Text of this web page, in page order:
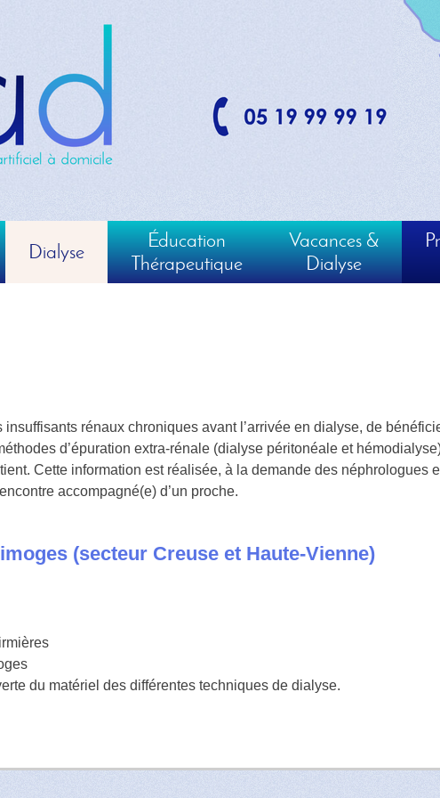
Dialyse
Éducation
Thérapeutique
Vacances &
Dialyse
rénaux chroniques avant l’arrivée en dialyse, de
d’épuration extra-rénale (dialyse péritonéale et
Cette information est réalisée, à la demande des néphrologues
accompagné(e) d’un proche.
(secteur Creuse et Haute-Vienne)
du matériel des différentes techniques de dialyse.